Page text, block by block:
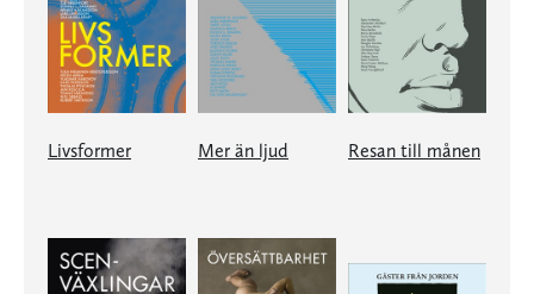
Livsformer Mer än ljud Resan till månen